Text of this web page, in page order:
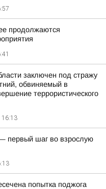
продолжаются
заключен под стражу
обвиняемый в
террористического
16:13
первый шаг во взрослую
попытка поджога